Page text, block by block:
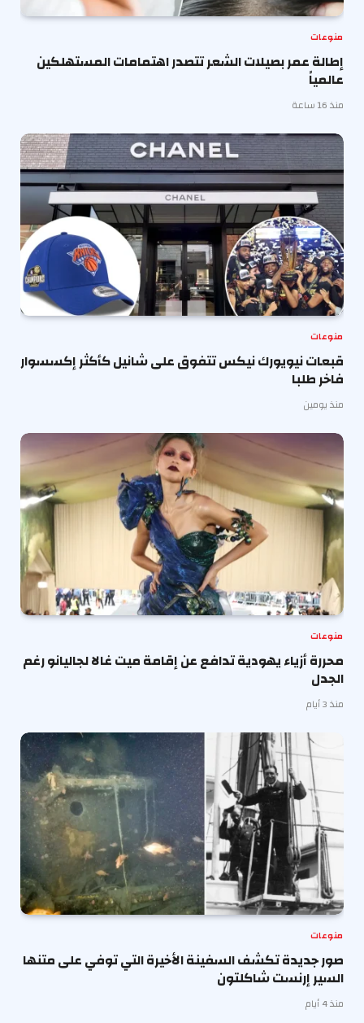
منوعات
إطالة عمر بصيلات الشعر تتصدر اهتمامات المستهلكين
عالمياً
منذ 16 ساعة
منوعات
قبعات نيويورك نيكس تتفوق على شانيل كأكثر إكسسوار
فاخر طلبا
منذ يومين
منوعات
محررة أزياء يهودية تدافع عن إقامة ميت غالا لجاليانو رغم
الجدل
منذ 3 أيام
منوعات
صور جديدة تكشف السفينة الأخيرة التي توفي على متنها
السير إرنست شاكلتون
منذ 4 أيام